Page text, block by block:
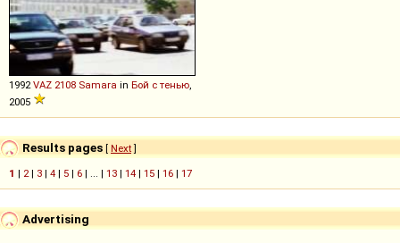
1992VAZ 2108 Samara in Бой с тенью,
2005
Results pages [ Next]
1 | 2| 3 | 4 | 5 | 6 | ... | 13 | 14 | 15 | 16 | 17
Advertising